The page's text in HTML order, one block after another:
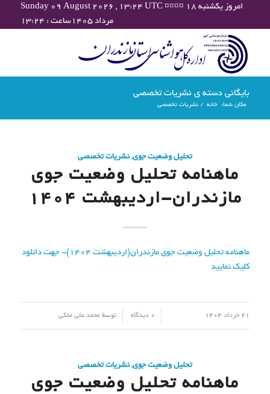
Sunday 09 August 2026 , 13:24 UTC ¤¤¤¤ امروز یکشنبه ۱۸
مرداد ۱۴۰۵ساعت : ۱۳:۲۴
بایگانی دسته ی نشریات تخصصی
مکان شما: خانه / نشریات تخصصی
تحلیل وضعیت جوی,نشریات تخصصی
ماهنامه تحلیل وضعیت جوی
مازندران-اردیبهشت ۱۴۰۴
ماهنامه تحلیل وضعیت جوی مازندران(اردیبهشت ۱۴۰۴)- جهت دانلود
کلیک نمایید
21 خرداد 1404 0 دیدگاه توسطمحمد علی ملکی
تحلیل وضعیت جوی,نشریات تخصصی
ماهنامه تحلیل وضعیت جوی